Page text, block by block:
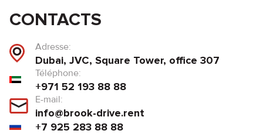
CONTACTS
Adresse:
Dubai, JVC, Square Tower, office 307
Téléphone:
+971 52 193 88 88
E-mail:
info@brook-drive.rent
+7 925 283 88 88